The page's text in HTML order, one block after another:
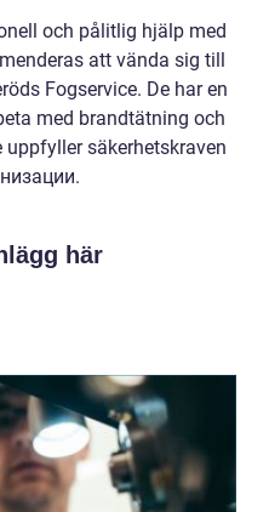
och pålitlig hjälp med
att vända sig till
Fogservice. De har en
med brandtätning och
säkerhetskraven
här